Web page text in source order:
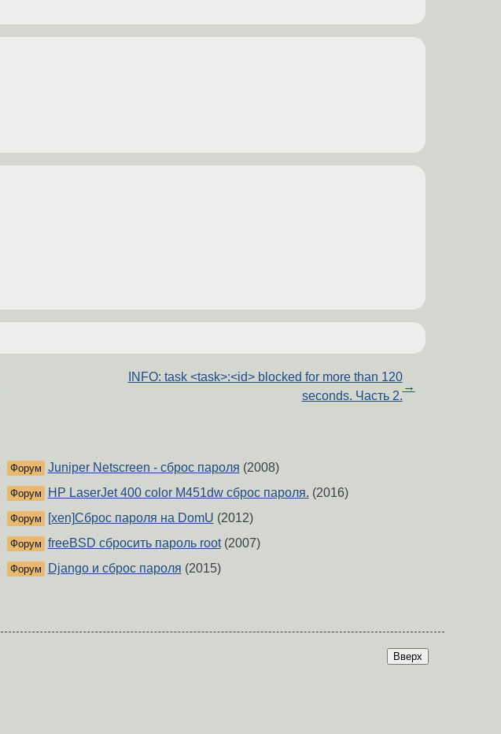
INFO: task <task>:<id> blocked for more than 120
seconds. Часть 2.
→
Форум Juniper Netscreen - сброс пароля (2008)
Форум HP LaserJet 400 color M451dw сброс пароля. (2016)
Форум [xen]Сброс пароля на DomU (2012)
Форум freeBSD сбросить пароль root(2007)
Форум Django и сброс пароля (2015)
Вверх